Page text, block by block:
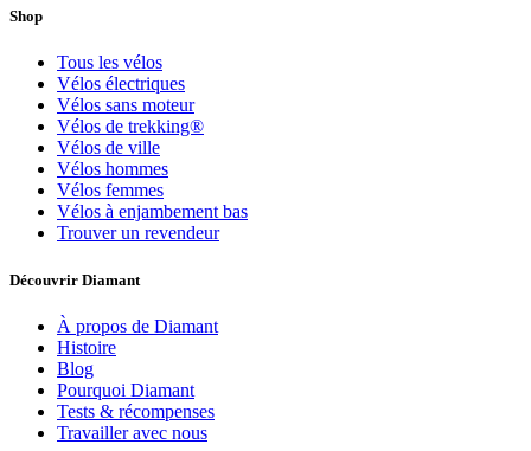
Shop
Tous les vélos
Vélos électriques
Vélos sans moteur
Vélos de trekking®
Vélos de ville
Vélos hommes
Vélos femmes
Vélos à enjambement bas
Trouver un revendeur
Découvrir Diamant
À propos de Diamant
Histoire
Blog
Pourquoi Diamant
Tests & récompenses
Travailler avec nous